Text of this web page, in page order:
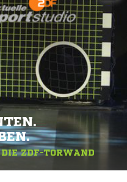
ZDF-TORWAND